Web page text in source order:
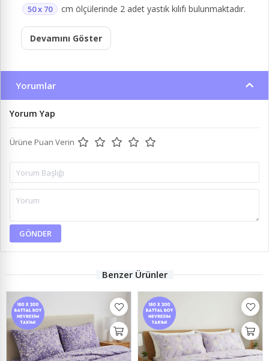
50 x 70 cm ölçülerinde 2 adet yastık kılıfı bulunmaktadır.
Devamını Göster
Yorumlar
Yorum Yap
Ürüne Puan Verin
GÖNDER
Benzer Ürünler